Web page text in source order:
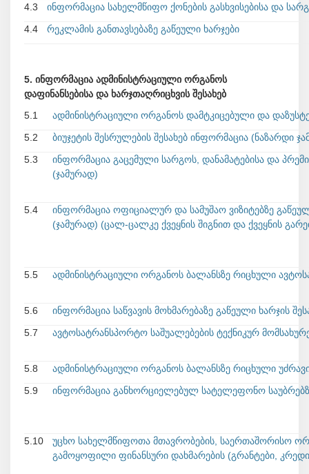
4.3
ინფორმაცია სახელმწიფო ქონების გასხვისებისა და
4.4
რეკლამის განთავსებაზე გაწეული ხარჯები
5. ინფორმაცია ადმინისტრაციული ორგანოს
დაფინანსებისა და ხარჯთაღრიცხვის შესახებ
5.1
ადმინისტრაციული ორგანოს დამტკიცებული და
5.2
ბიუჯეტის შესრულების შესახებ ინფორმაცია (ნაზარდი
5.3
ინფორმაცია გაცემული სარგოს, დანამატებისა და
(ჯამურად)
5.4
ინფორმაცია ოფიციალურ და სამუშაო ვიზიტებზე
(ჯამურად) (ცალ-ცალკე ქვეყნის შიგნით და ქვეყნის
5.5 ადმინისტრაციული ორგანოს ბალანსზე რიცხული
5.6
ინფორმაცია საწვავის მოხმარებაზე გაწეული ხარჯის
5.7
ავტოსატრანსპორტო საშუალებების ტექნიკურ
5.8
ადმინისტრაციული ორგანოს ბალანსზე რიცხული
5.9
ინფორმაცია განხორციელებულ სატელეფონო
5.10
უცხო სახელმწიფოთა მთავრობების, საერთაშორისო
გამოყოფილი ფინანსური დახმარების (გრანტები,